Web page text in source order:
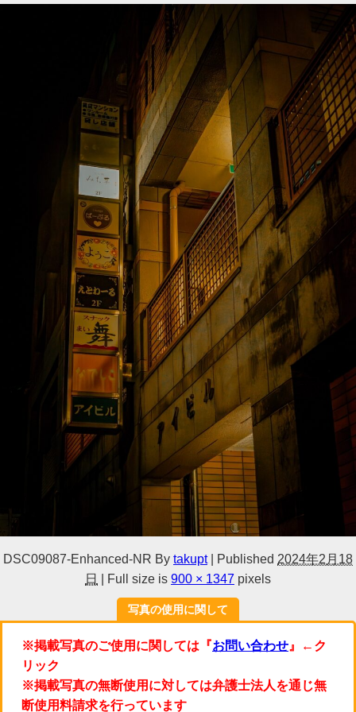
DSC09087-Enhanced-NR By takupt Published 2024年2月18
日
Full size is 900 × 1347 pixels
写真の使用に関して
※掲載写真のご使用に関しては『お問い合わせ 』←ク
リック
※掲載写真の無断使用に対しては弁護士法人を通じ無
断使用料請求を行っています